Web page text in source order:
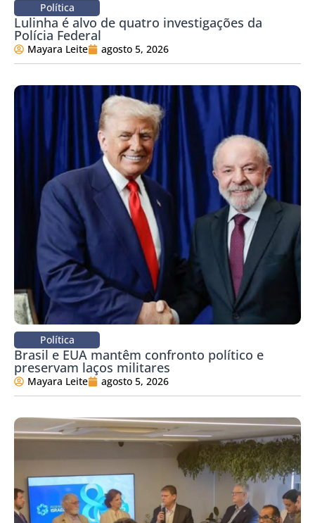
Política
Lulinha é alvo de quatro investigações da
Polícia Federal
Mayara Leite agosto 5, 2026
Política
Brasil e EUA mantêm confronto político e
preservam laços militares
Mayara Leite agosto 5, 2026